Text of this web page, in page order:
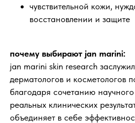
чувствительной кожи,
восстановлении и защите
почему выбирают jan marini:
jan marini skin research
дерматологов и косметологов
благодаря сочетанию
реальных клинических
объединяет в себе